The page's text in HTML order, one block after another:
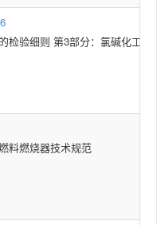
检验细则 第3部分：氯碱化工装
料燃烧器技术规范